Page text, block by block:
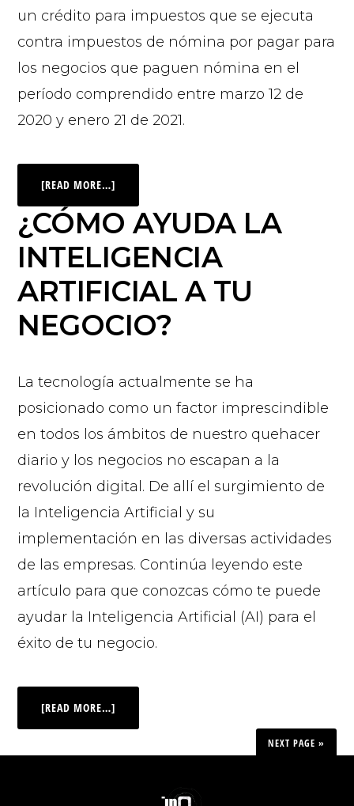
un crédito para impuestos que se ejecuta
contra impuestos de nómina por pagar para
los negocios que paguen nómina en el
período comprendido entre marzo 12 de
2020 y enero 21 de 2021.
[READ MORE…]
¿CÓMO AYUDA LA
INTELIGENCIA
ARTIFICIAL A TU
NEGOCIO?
La tecnología actualmente se ha
posicionado como un factor imprescindible
en todos los ámbitos de nuestro quehacer
diario y los negocios no escapan a la
revolución digital. De allí el surgimiento de
la Inteligencia Artificial y su
implementación en las diversas actividades
de las empresas. Continúa leyendo este
artículo para que conozcas cómo te puede
ayudar la Inteligencia Artificial (AI) para el
éxito de tu negocio.
[READ MORE…]
NEXT PAGE »